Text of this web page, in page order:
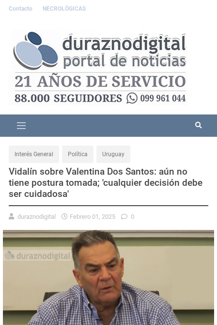
Contacto NECROLÓGICAS
Interés General Política Uruguay
Vidalín sobre Valentina Dos Santos: aún no
tiene postura tomada; 'cualquier decisión debe
ser cuidadosa'
duraznodigital Febrero 01, 2025 0